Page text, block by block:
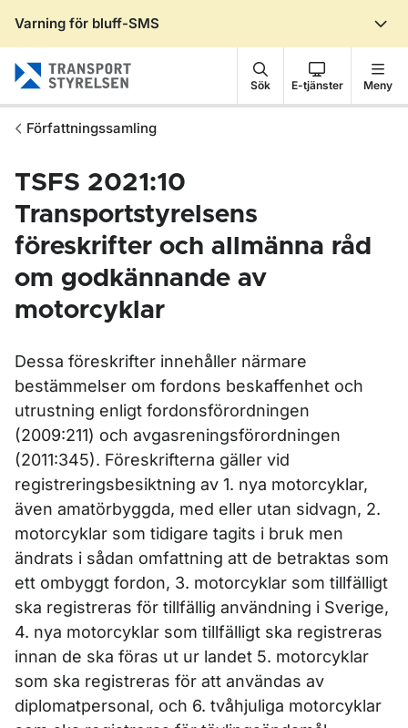
Varning för bluff-SMS
Sök E-tjänster Meny
Författningssamling
TSFS 2021:10
Transportstyrelsens
föreskrifter och allmänna råd
om godkännande av
motorcyklar
Dessa föreskrifter innehåller närmare
bestämmelser om fordons beskaffenhet och
utrustning enligt fordonsförordningen
(2009:211) och avgasreningsförordningen
(2011:345). Föreskrifterna gäller vid
registreringsbesiktning av 1. nya motorcyklar,
även amatörbyggda, med eller utan sidvagn, 2.
motorcyklar som tidigare tagits i bruk men
ändrats i sådan omfattning att de betraktas som
ett ombyggt fordon, 3. motorcyklar som tillfälligt
ska registreras för tillfällig användning i Sverige,
4. nya motorcyklar som tillfälligt ska registreras
innan de ska föras ut ur landet 5. motorcyklar
som ska registreras för att användas av
diplomatpersonal, och 6. tvåhjuliga motorcyklar